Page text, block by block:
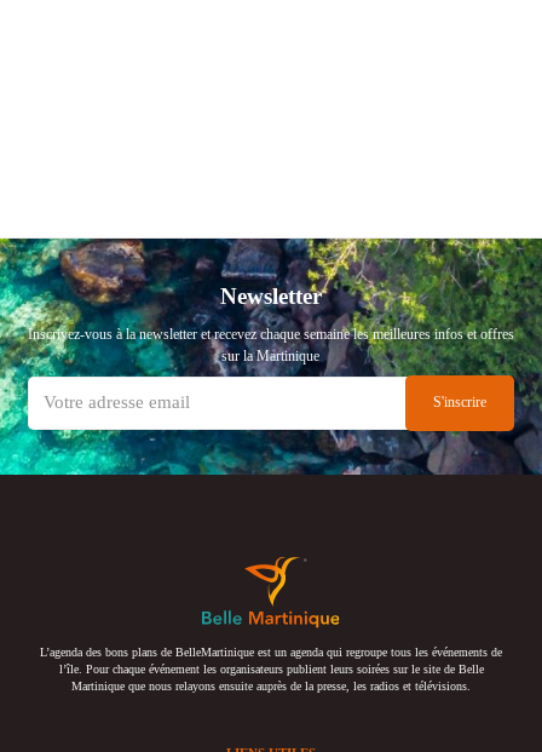
Newsletter
Inscrivez-vous à la newsletter et recevez chaque semaine les meilleures infos et offres
sur la Martinique
L’agenda des bons plans de BelleMartinique est un agenda qui regroupe tous les événements de
l’île. Pour chaque événement les organisateurs publient leurs soirées sur le site de Belle
Martinique que nous relayons ensuite auprès de la presse, les radios et télévisions.